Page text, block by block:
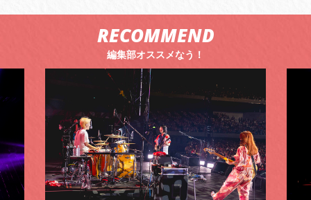
RECOMMEND
編集部オススメなう！